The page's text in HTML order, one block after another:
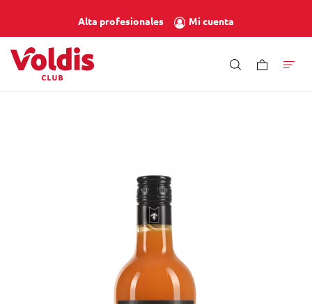
Alta profesionales Mi cuenta